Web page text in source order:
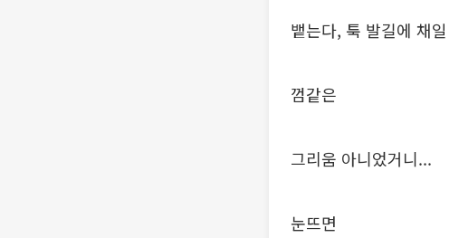
뱉는다, 툭 발길에 채일
껌같은
그리움 아니었거니...
눈뜨면